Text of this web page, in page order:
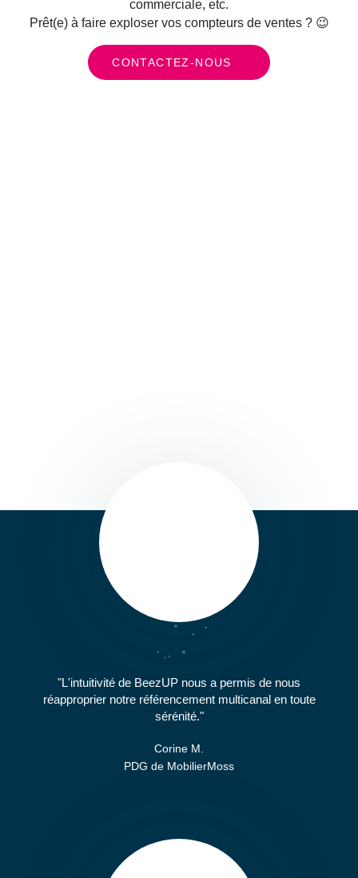
commerciale, etc.
Prêt(e) à faire exploser vos compteurs de ventes ? 😉
CONTACTEZ-NOUS
L'intuitivité de BeezUP nous a permis de nous
réapproprier notre référencement multicanal en toute
sérénité.
Corine M.
PDG de MobilierMoss